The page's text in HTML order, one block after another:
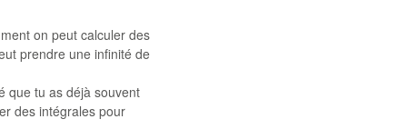
on peut calculer des
prendre une infinité de
que tu as déjà souvent
des intégrales pour